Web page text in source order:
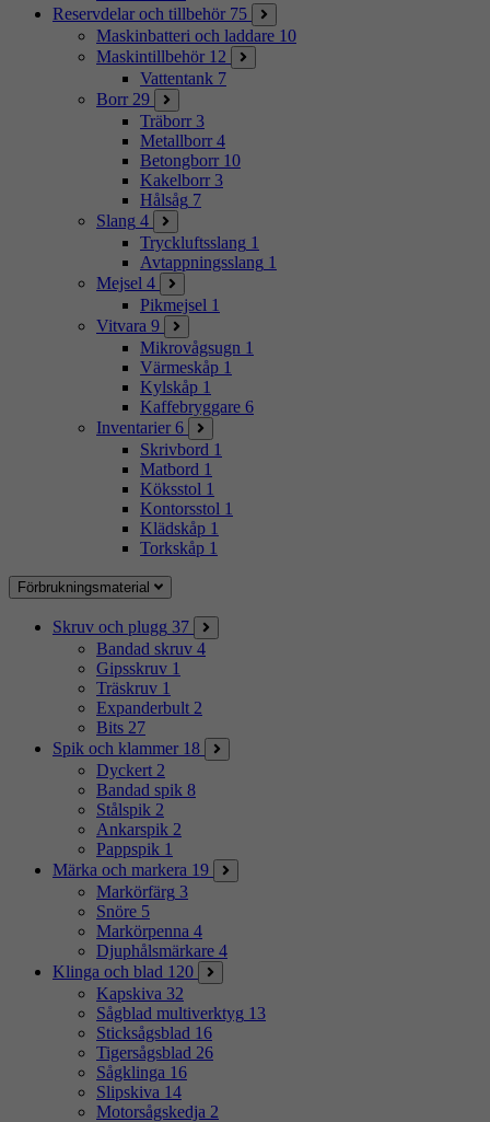
Reservdelar och tillbehör 75
Maskinbatteri och laddare 10
Maskintillbehör 12
Vattentank 7
Borr 29
Träborr 3
Metallborr 4
Betongborr 10
Kakelborr 3
Hålsåg 7
Slang 4
Tryckluftsslang 1
Avtappningsslang 1
Mejsel 4
Pikmejsel 1
Vitvara 9
Mikrovågsugn 1
Värmeskåp 1
Kylskåp 1
Kaffebryggare 6
Inventarier 6
Skrivbord 1
Matbord 1
Köksstol 1
Kontorsstol 1
Klädskåp 1
Torkskåp 1
Förbrukningsmaterial
Skruv och plugg 37
Bandad skruv 4
Gipsskruv 1
Träskruv 1
Expanderbult 2
Bits 27
Spik och klammer 18
Dyckert 2
Bandad spik 8
Stålspik 2
Ankarspik 2
Pappspik 1
Märka och markera 19
Markörfärg 3
Snöre 5
Markörpenna 4
Djuphålsmärkare 4
Klinga och blad 120
Kapskiva 32
Sågblad multiverktyg 13
Sticksågsblad 16
Tigersågsblad 26
Sågklinga 16
Slipskiva 14
Motorsågskedja 2